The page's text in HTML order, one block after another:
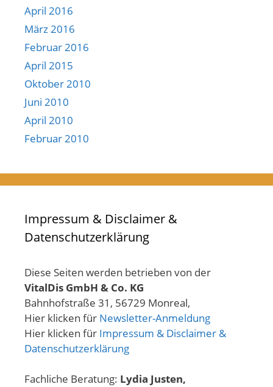
April 2016
März 2016
Februar 2016
April 2015
Oktober 2010
Juni 2010
April 2010
Februar 2010
Impressum & Disclaimer &
Datenschutzerklärung
Diese Seiten werden betrieben von der
VitalDis GmbH & Co. KG
Bahnhofstraße 31, 56729 Monreal,
Hier klicken für Newsletter-Anmeldung
Hier klicken für Impressum & Disclaimer &
Datenschutzerklärung
Fachliche Beratung: Lydia Justen,